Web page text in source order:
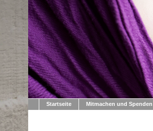
Startseite Mitmachen und Spenden